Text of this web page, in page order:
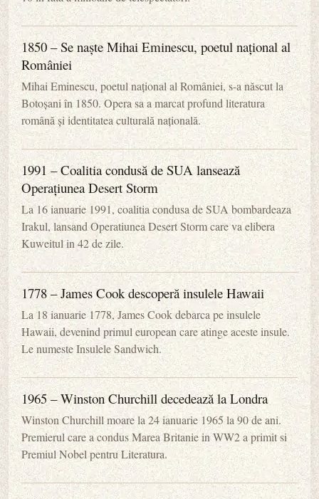
1850 – Se naște Mihai Eminescu, poetul național al
României
Mihai Eminescu, poetul național al României, s-a născut la
Botoșani în 1850. Opera sa a marcat profund literatura
română și identitatea culturală națională.
1991 – Coalitia condusă de SUA lansează
Operațiunea Desert Storm
La 16 ianuarie 1991, coalitia condusa de SUA bombardeaza
Irakul, lansand Operatiunea Desert Storm care va elibera
Kuweitul in 42 de zile.
1778 – James Cook descoperă insulele Hawaii
La 18 ianuarie 1778, James Cook debarca pe insulele
Hawaii, devenind primul european care atinge aceste insule.
Le numeste Insulele Sandwich.
1965 – Winston Churchill decedează la Londra
Winston Churchill moare la 24 ianuarie 1965 la 90 de ani.
Premierul care a condus Marea Britanie in WW2 a primit si
Premiul Nobel pentru Literatura.